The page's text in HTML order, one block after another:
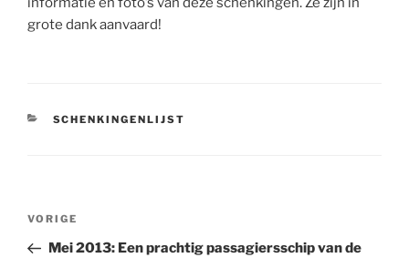
grote dank aanvaard!
CATEGORIEËN
SCHENKINGENLIJST
Bericht
Vorig
bericht
VORIGE
Mei 2013: Een prachtig passagiersschip van de